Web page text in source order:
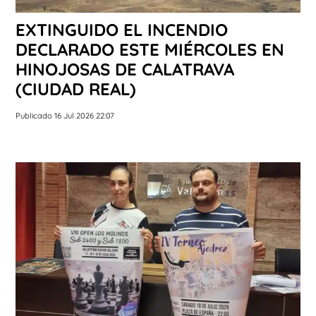
EXTINGUIDO EL INCENDIO
DECLARADO ESTE MIÉRCOLES EN
HINOJOSAS DE CALATRAVA
(CIUDAD REAL)
Publicado 16 Jul 2026 22:07